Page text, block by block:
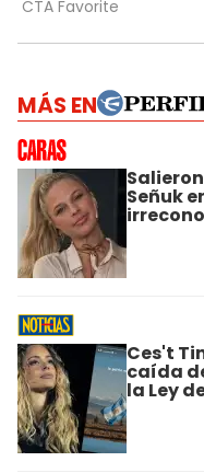
MÁS EN
Señuk
Ces't
caída
la Ley